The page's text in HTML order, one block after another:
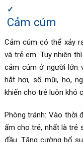
Cảm cúm
Cảm cúm có thể xảy
và trẻ em. Tuy nhiên
cảm cúm ở người lớn
hắt hơi, sổ mũi, ho,
khiến cho trẻ luôn khó
Phòng tránh: Vào thời
ấm cho trẻ, nhất là trẻ
đầu. Tăng cường bổ